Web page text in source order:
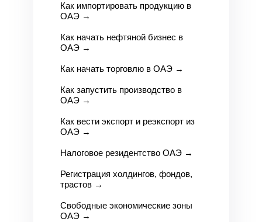
Как импортировать продукцию в
ОАЭ →
Как начать нефтяной бизнес в
ОАЭ →
Как начать торговлю в ОАЭ →
Как запустить производство в
ОАЭ →
Как вести экспорт и реэкспорт из
ОАЭ →
Налоговое резидентство ОАЭ →
Регистрация холдингов, фондов,
трастов →
Свободные экономические зоны
ОАЭ →